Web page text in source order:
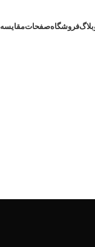
فروشگاهصفحاتمقایسه